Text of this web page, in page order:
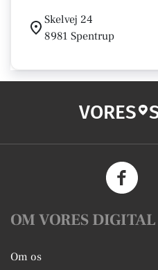
Skelvej 24
8981 Spentrup
VORES
OM VORES DIGITAL
Om os